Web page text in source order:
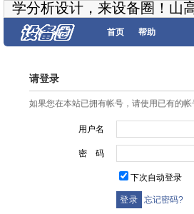
学分析设计，来设备圈！山
首页 帮助
请登录
如果您在本站已拥有帐号，请使用已有的
用户名
密 码
下次自动登录
忘记密码?